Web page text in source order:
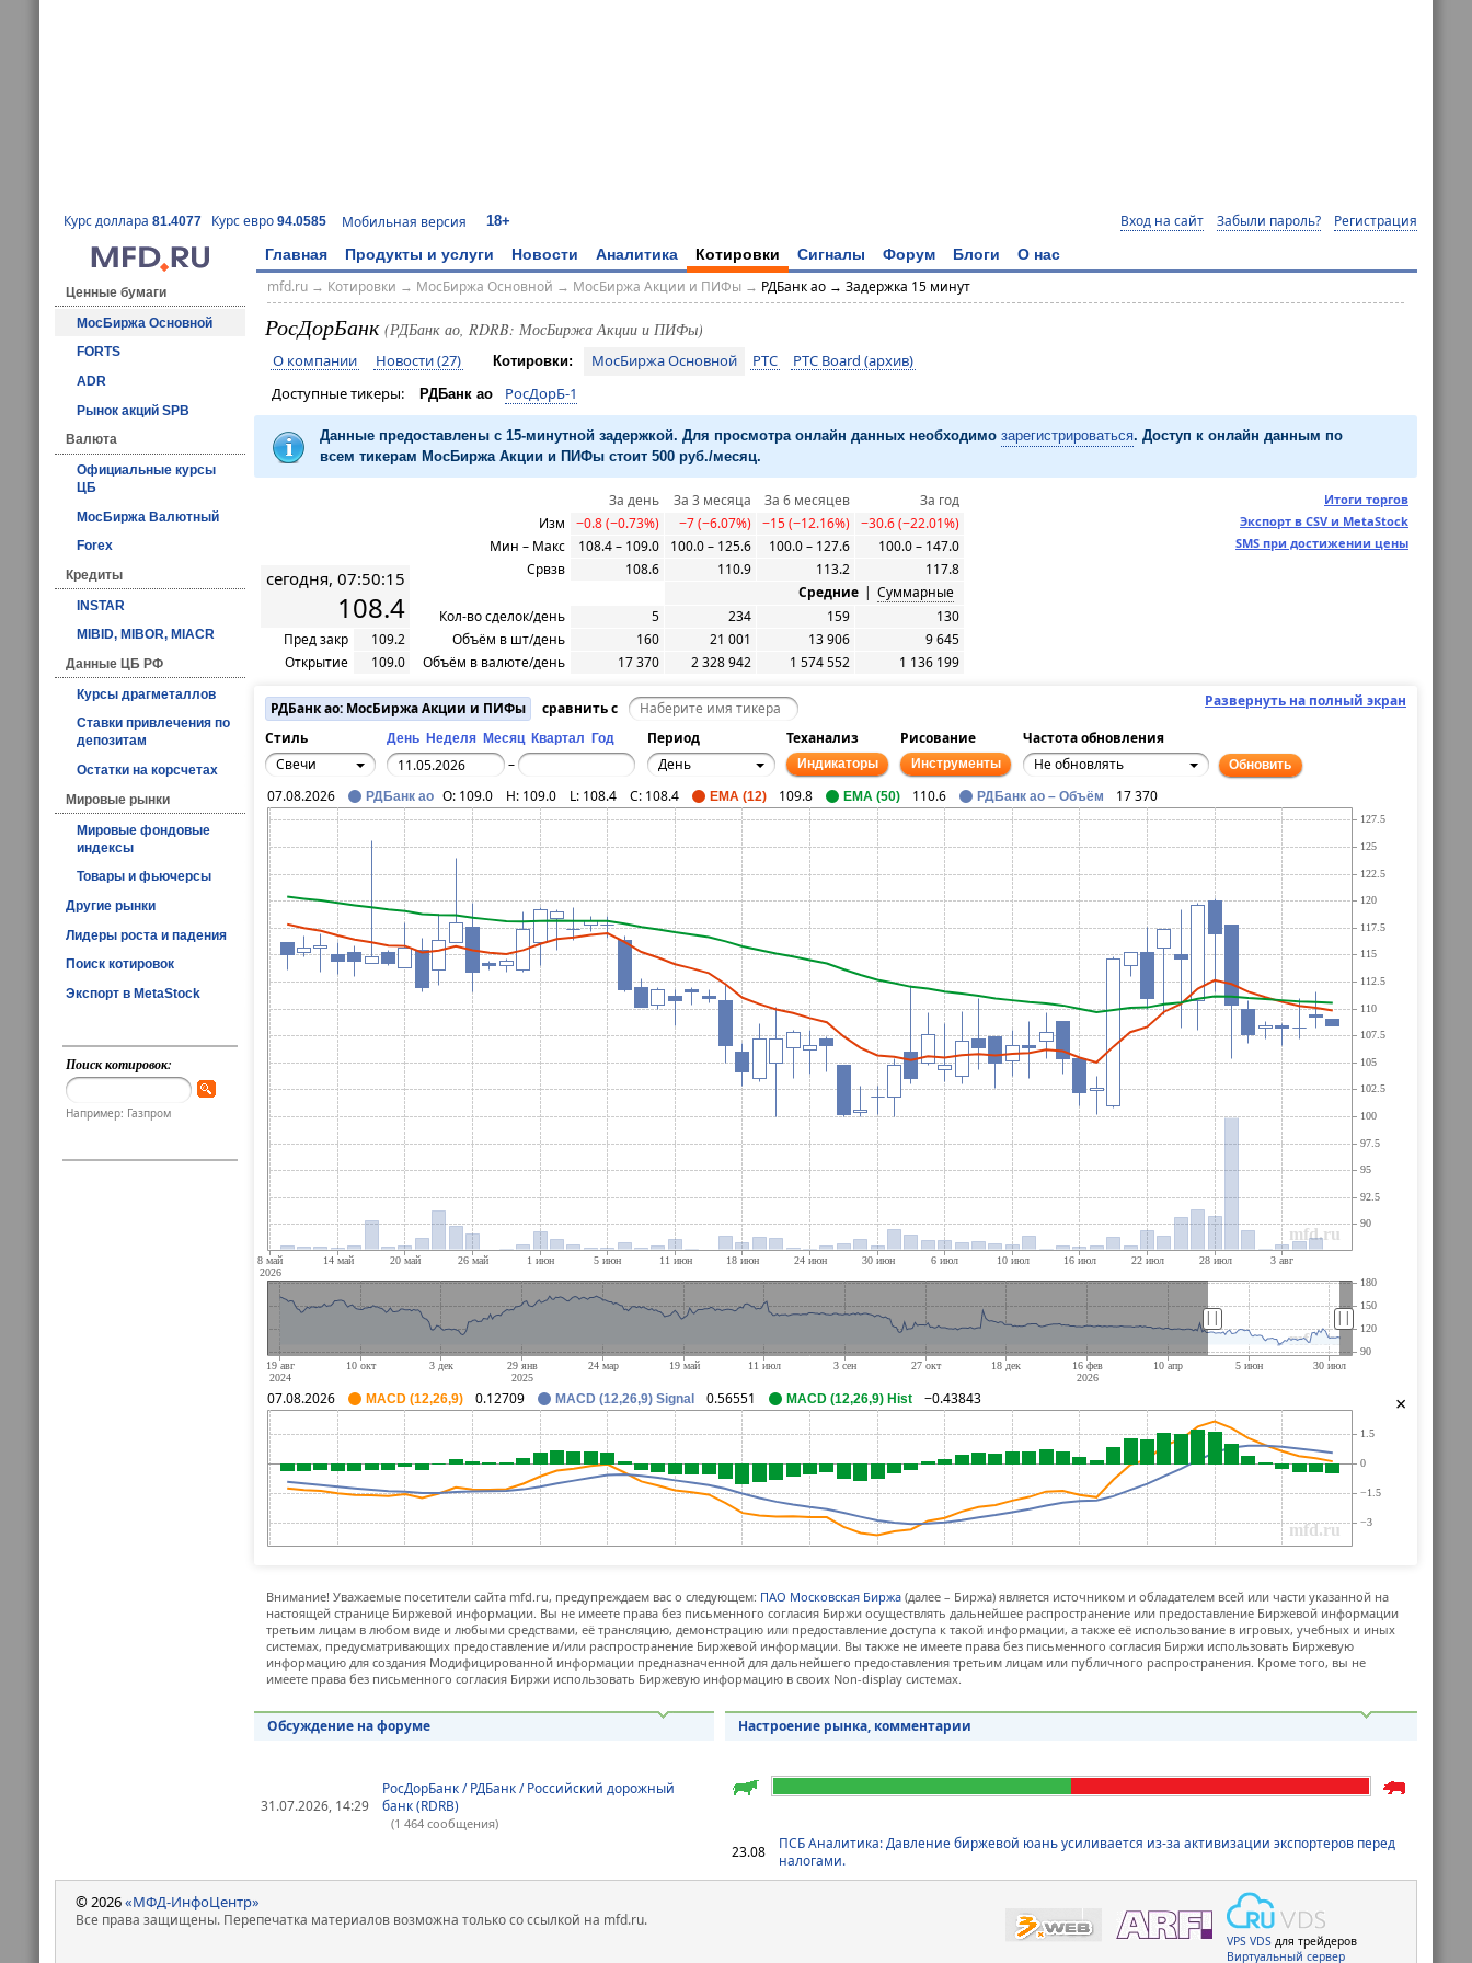
Курс доллара 81.4077 Курс евро 94.0585 Мобильная версия 18+ Вход на сайт Забыли пароль? Регистрация
Главная Продукты и услуги Новости Аналитика Котировки Сигналы Форум Блоги О нас
Ценные бумаги
МосБиржа Основной
FORTS
ADR
Рынок акций SPB
Валюта
Официальные курсы
ЦБ
МосБиржа Валютный
Forex
Кредиты
INSTAR
MIBID, MIBOR, MIACR
Данные ЦБ РФ
Курсы драгметаллов
Ставки привлечения по
депозитам
Остатки на корсчетах
Мировые рынки
Мировые фондовые
индексы
Товары и фьючерсы
Другие рынки
Лидеры роста и падения
Поиск котировок
Экспорт в MetaStock
Поиск котировок:
Например: Газпром
mfd.ru→ Котировки → МосБиржа Основной → МосБиржа Акции и ПИФы→ РДБанк ао → Задержка 15 минут
РосДорБанк (РДБанк ао, RDRB: МосБиржа Акции и ПИФы)
О компании Новости (27) Котировки: МосБиржа Основной РТС
РТС Board (архив)
Доступные тикеры:
РДБанк ао РосДорБ-1
Данные предоставлены с 15-минутной задержкой. Для просмотра онлайн данных необходимо зарегистрироваться. Доступ к онлайн данным по
всем тикерам МосБиржа Акции и ПИФы стоит 500 руб./месяц.
Итоги торгов
Экспорт в CSV и MetaStock
SMS при достижении цены
сегодня, 07:50:15
108.4
Пред закр
109.2
Открытие
109.0
За день За 3 месяца За 6 месяцев
За год
Изм
−0.8 (−0.73%) −7 (−6.07%) −15 (−12.16%)
−30.6 (−22.01%)
Мин – Макс
108.4 – 109.0 100.0 – 125.6 100.0 – 127.6
100.0 – 147.0
Срвзв
108.6 110.9 113.2
117.8
Средние | Суммарные
Кол-во сделок/день
5 234 159
130
Объём в шт/день
160 21 001 13 906
9 645
Объём в валюте/день
17 370 2 328 942 1 574 552 1 136 199
Развернуть на полный экран
РДБанк ао: МосБиржа Акции и ПИФы
сравнить с
Стиль
День Неделя Месяц Квартал Год Период Теханализ Рисование
Частота обновления
Свечи
– День Индикаторы Инструменты Не обновлять Обновить
|| ||
×
07.08.2026 РДБанк ао O: 109.0 H: 109.0 L: 108.4 C: 108.4 EMA (12) 109.8 EMA (50) 110.6 РДБанк ао – Объём 17 370
07.08.2026 MACD (12,26,9) 0.12709 MACD (12,26,9) Signal 0.56551 MACD (12,26,9) Hist −0.43843
Внимание! Уважаемые посетители сайта mfd.ru, предупреждаем вас о следующем: ПАО Московская Биржа (далее – Биржа) является источником и обладателем всей или части указанной на
настоящей странице Биржевой информации. Вы не имеете права без письменного согласия Биржи осуществлять дальнейшее распространение или предоставление Биржевой информации
третьим лицам в любом виде и любыми средствами, её трансляцию, демонстрацию или предоставление доступа к такой информации, а также её использование в игровых, учебных и иных
системах, предусматривающих предоставление и/или распространение Биржевой информации. Вы также не имеете права без письменного согласия Биржи использовать Биржевую
информацию для создания Модифицированной информации предназначенной для дальнейшего предоставления третьим лицам или публичного распространения. Кроме того, вы не
имеете права без письменного согласия Биржи использовать Биржевую информацию в своих Non-display системах.
Обсуждение на форуме
31.07.2026, 14:29
РосДорБанк / РДБанк / Российский дорожный
банк (RDRB)
(1 464 сообщения)
Настроение рынка, комментарии
23.08
ПСБ Аналитика: Давление биржевой юань усиливается из-за активизации экспортеров перед
налогами.
© 2026«МФД-ИнфоЦентр»
Все права защищены. Перепечатка материалов возможна только со ссылкой на mfd.ru.
VPS VDS для трейдеров
Виртуальный сервер